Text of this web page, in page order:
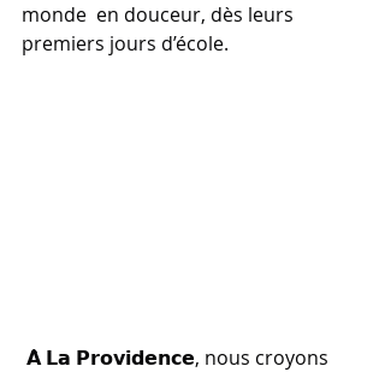
monde  en douceur, dès leurs
premiers jours d’école.
𝗔̀ 𝗟𝗮 𝗣𝗿𝗼𝘃𝗶𝗱𝗲𝗻𝗰𝗲, nous croyons